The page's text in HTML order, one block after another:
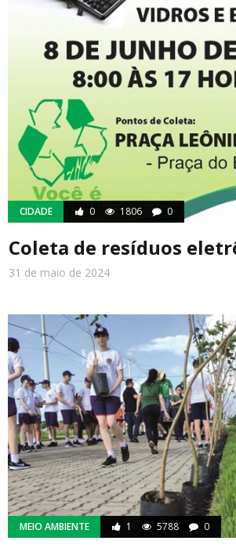
CIDADE 0 1806 0
Coleta de resíduos
31 de maio de 2024
MEIO AMBIENTE 1 5788 0